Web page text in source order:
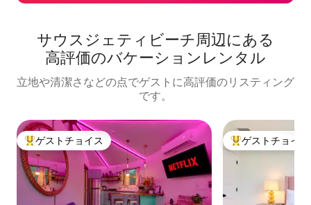
サウスジェティビーチ⁠周⁠辺⁠に⁠あ⁠る
高⁠評⁠価⁠のバ⁠ケ⁠ー⁠シ⁠ョ⁠ン⁠レ⁠ン⁠タ⁠ル
立地や清潔さなどの点でゲストに高評価のリスティング
です。
大好評のゲストチョイスです。
ゲストチョイス 大好評のゲスト
ゲストチョイス